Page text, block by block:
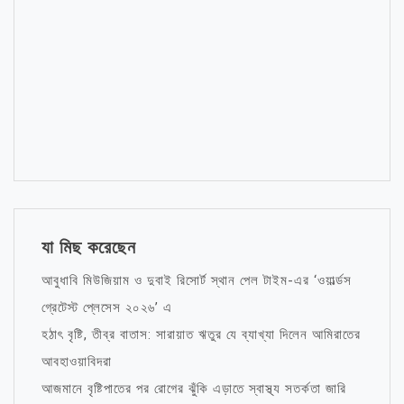
যা মিছ করেছেন
আবুধাবি মিউজিয়াম ও দুবাই রিসোর্ট স্থান পেল টাইম-এর ‘ওয়ার্ল্ডস
গ্রেটেস্ট প্লেসেস ২০২৬’ এ
হঠাৎ বৃষ্টি, তীব্র বাতাস: সারায়াত ঋতুর যে ব্যাখ্যা দিলেন আমিরাতের
আবহাওয়াবিদরা
আজমানে বৃষ্টিপাতের পর রোগের ঝুঁকি এড়াতে স্বাস্থ্য সতর্কতা জারি